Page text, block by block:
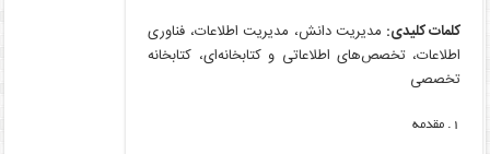
کلمات کلیدی: مدیریت دانش، مدیریت اطلاعات، فناوری
اطلاعات، تخصص‌های اطلاعاتی و کتابخانه‌ای، کتابخانه
تخصصی
مقدمه